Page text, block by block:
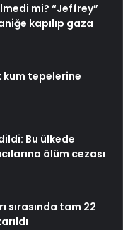
mi? “Jeffrey”
kapılıp gaza
kum tepelerine
Bu ülkede
ölüm cezası
sırasında tam 22